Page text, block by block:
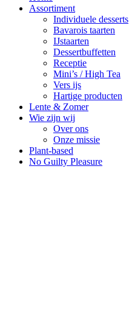
Assortiment
Individuele desserts
Bavarois taarten
IJstaarten
Dessertbuffetten
Receptie
Mini’s / High Tea
Vers ijs
Hartige producten
Lente & Zomer
Wie zijn wij
Over ons
Onze missie
Plant-based
No Guilty Pleasure